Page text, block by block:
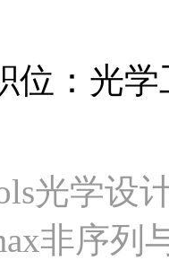
位：光
光学设
非序列